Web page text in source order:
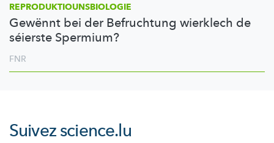
REPRODUKTIOUNSBIOLOGIE
Gewënnt bei der Befruchtung wierklech de
séierste Spermium?
FNR
Suivezscience.lu